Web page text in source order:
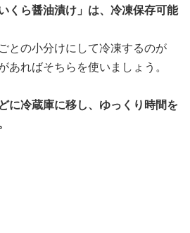
くら醤油漬け」は、冷凍保存可能
との小分けにして冷凍するのが
ればそちらを使いましょう。
に冷蔵庫に移し、ゆっくり時間を